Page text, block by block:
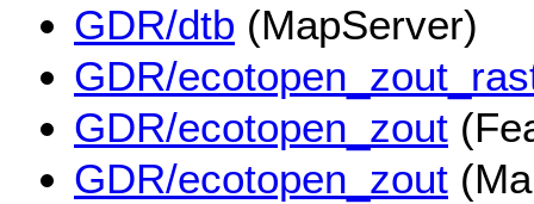
GDR/dtb (MapServer)
GDR/
GDR/ecotopen_zout
GDR/ecotopen_zout